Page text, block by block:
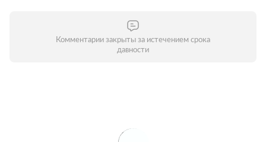
Комментарии закрыты за истечением срока
давности